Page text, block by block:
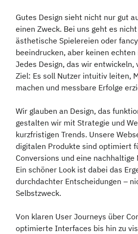
Gutes Design sieht nicht nur gut
einen Zweck. Bei uns geht es
ästhetische Spielereien oder
beeindrucken, aber keinen
Jedes Design, das wir entwickeln,
Ziel: Es soll Nutzer intuitiv leiten,
machen und messbare Erfolge
Wir glauben an Design, das
gestalten wir mit Strategie und
kurzfristigen Trends. Unsere
digitalen Produkte sind optimiert
Conversions und eine nachhaltige
Ein schöner Look ist dabei das
durchdachter Entscheidungen –
Selbstzweck.
Von klaren User Journeys über
optimierte Interfaces bis hin zu